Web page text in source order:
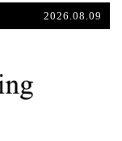
2026.08.09